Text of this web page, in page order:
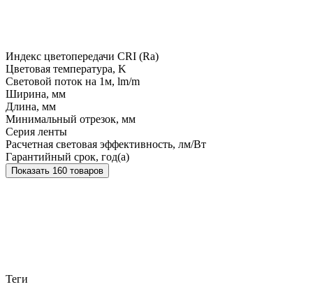
Индекс цветопередачи CRI (Ra)
Цветовая температура, K
Световой поток на 1м, lm/m
Ширина, мм
Длина, мм
Минимальный отрезок, мм
Серия ленты
Расчетная световая эффективность, лм/Вт
Гарантийный срок, год(а)
Показать 160 товаров
Теги